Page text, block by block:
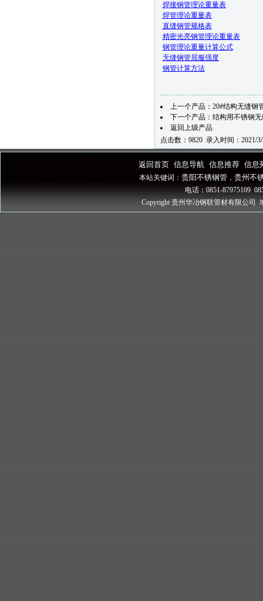
焊接钢管理论重量表
焊管理论重量表
直缝钢管规格表
精密光亮钢管理论重量表
钢管理论重量计算公式
无缝钢管屈服强度
钢管计算方法
上一个产品： 20#结构无缝钢
下一个产品： 结构用不锈钢
返回上级产品
点击数：9820 录入时间：2021/
返回首页 信息导航 信息推荐 信息
本站关键词： 贵阳不锈钢管， 贵州不
电话：0851-87975109
Copyright 贵州华冶钢联管材有限公司